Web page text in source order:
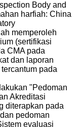
Body and
harfiah: China
memperoleh
(sertifikasi
CMA pada
dan laporan
pada
"Pedoman
Akreditasi
diterapkan pada
pedoman
evaluasi